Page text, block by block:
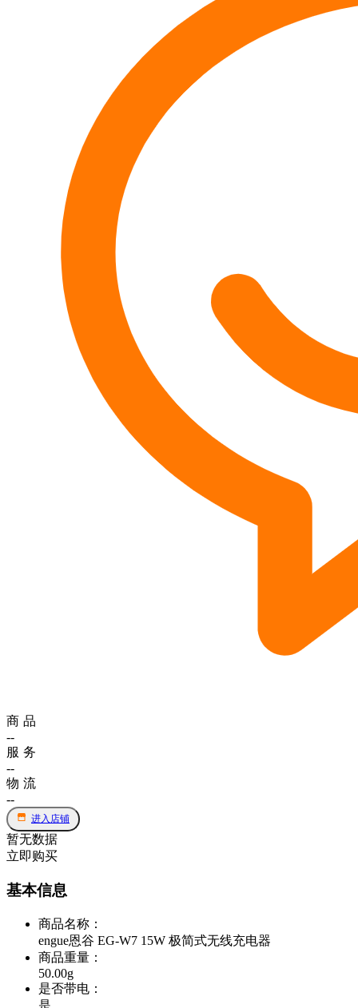
商品
--
服务
--
物流
--
进入店铺
暂无数据
立即购买
基本信息
商品名称 ：
engue恩谷 EG-W7 15W 极简式无线充电器
商品重量 ：
50.00g
是否带电 ：
是